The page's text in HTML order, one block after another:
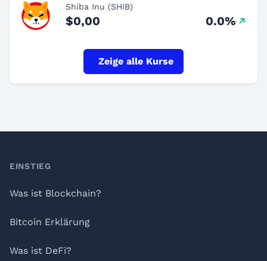
Shiba Inu (SHIB)
$0,00 0.0%
Zeige alle Kurse
Footer
EINSTIEG
Was ist Blockchain?
Bitcoin Erklärung
Was ist DeFi?